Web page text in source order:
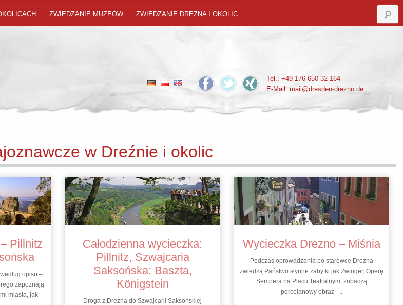
ZWIEDZANIE MUZEÓW ZWIEDZANIE DREZNA I OKOLIC
Tel.: +49 176 650 32 164
E-Mail: mail@dresden-drezno.de
w Dreźnie i okolic
Pillnitz
opisu –
zapoznają
miasta, jak
Całodzienna wycieczka:
Pillnitz, Szwajcaria
Saksońska: Baszta,
Königstein
Droga z Drezna do Szwajcarii Saksońskiej
Wycieczka Drezno – Miśnia
Podczas oprowadzania po starówce Drezna
zwiedzą Państwo słynne zabytki jak Zwinger, Operę
Sempera na Placu Teatralnym, zobaczą
porcelanowy obraz –..